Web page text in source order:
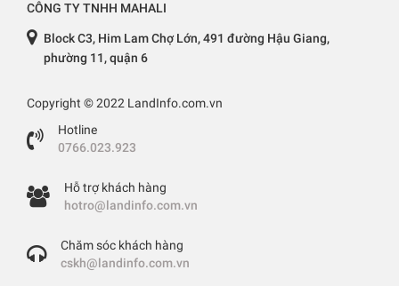
CÔNG TY TNHH MAHALI
Block C3, Him Lam Chợ Lớn, 491 đường Hậu Giang,
phường 11, quận 6
Copyright © 2022 LandInfo.com.vn
Hotline
0766.023.923
Hỗ trợ khách hàng
hotro@landinfo.com.vn
Chăm sóc khách hàng
cskh@landinfo.com.vn